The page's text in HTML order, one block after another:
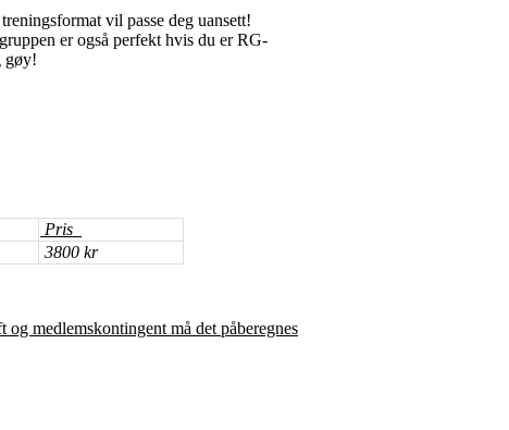
vil passe deg uansett!
er også perfekt hvis du er RG-
gøy!
Pris
3800 kr
medlemskontingent må det påberegnes